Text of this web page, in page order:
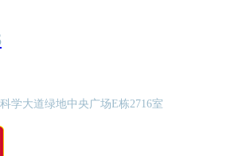
学大道绿地中央广场E栋2716室